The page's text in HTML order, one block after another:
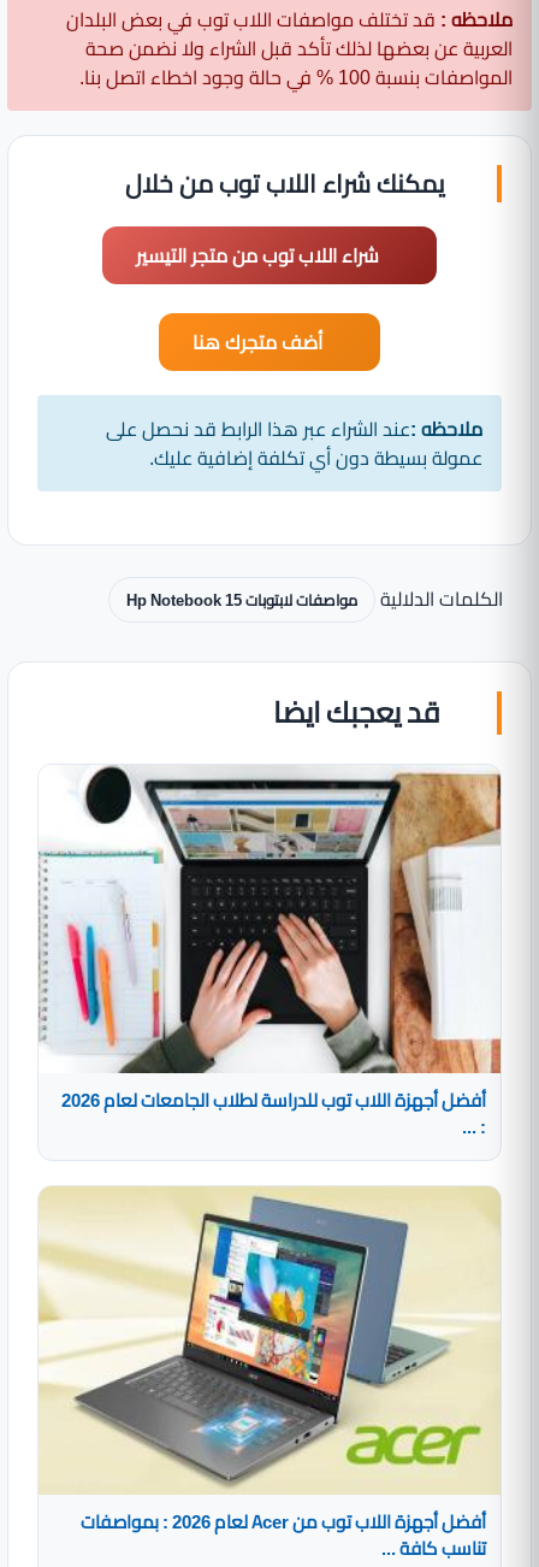
ملاحظه : قد تختلف مواصفات اللاب توب في بعض البلدان
العربية عن بعضها لذلك تأكد قبل الشراء ولا نضمن صحة
المواصفات بنسبة 100 % في حالة وجود اخطاء اتصل بنا.
يمكنك شراء اللاب توب من خلال
شراء اللاب توب من متجر التيسير
أضف متجرك هنا
ملاحظه :عند الشراء عبر هذا الرابط قد نحصل على
عمولة بسيطة دون أي تكلفة إضافية عليك.
الكلمات الدلالية مواصفات لابتوبات Hp Notebook 15
قد يعجبك ايضا
أفضل أجهزة اللاب توب للدراسة لطلاب الجامعات لعام 2026
: ...
أفضل أجهزة اللاب توب من Acer لعام 2026 : بمواصفات
تناسب كافة ...